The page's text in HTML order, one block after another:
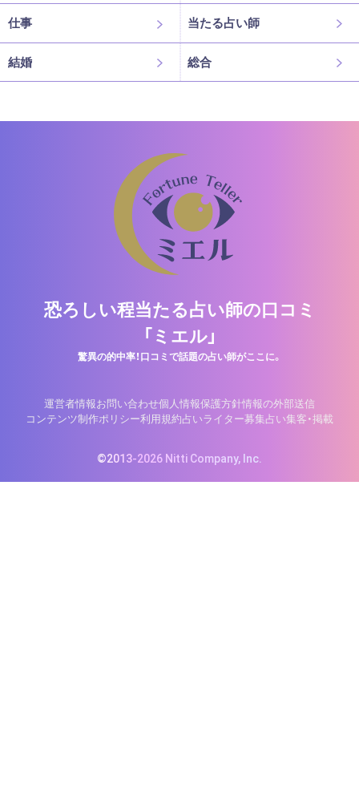
仕事 当たる占い師
結婚 総合
恐ろしい程当たる占い師の口コミ
「ミエル」
驚異の的中率！口コミで話題の占い師がここに。
運営者情報お問い合わせ個人情報保護方針情報の外部送信
コンテンツ制作ポリシー利用規約占いライター募集占い集客・掲載
©2013-2026 Nitti Company, Inc.